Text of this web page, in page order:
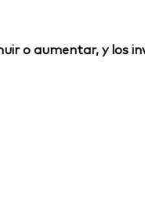
o aumentar, y los